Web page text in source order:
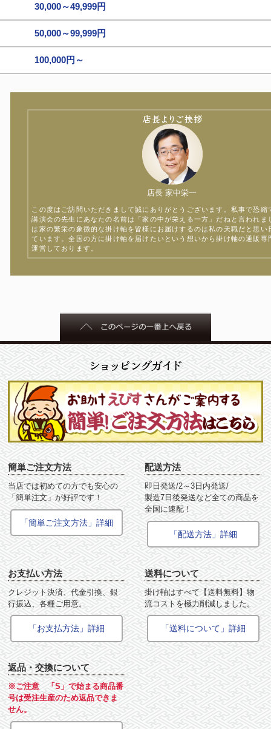
30,000～49,999円
50,000～99,999円
100,000円～
店長 家中栄一
この度はご訪問いただきまして誠にありがとうございます。私事で恐縮
講演会の先生にあなたの名前は「家の中が栄える一方」だねと言われま
は家の繁栄の象徴的な掛け軸を皆様にお届けするのは私の天職だと思い
ています。全国の方に掛け軸を届けたいという想いから掛け軸の通販専
運営しております。
簡単ご注文方法
当店では初めての方でも安心の
「簡単注文」が好評です！
「簡単ご注文方法」詳細
配送方法
即日発送/2～3日内発送/
製造7日後発送など全ての商品を
全国に速配！
「配送方法」詳細
お支払い方法
クレジット決済、代金引換、銀
行振込、各種ご用意。
「お支払方法」詳細
送料について
掛け軸はすべて【送料無料】物
流コストを極力削減しました。
「送料について」詳細
返品・交換について
※ご注意 「S」で始まる商品番
号は受注生産のため返品できま
せん。